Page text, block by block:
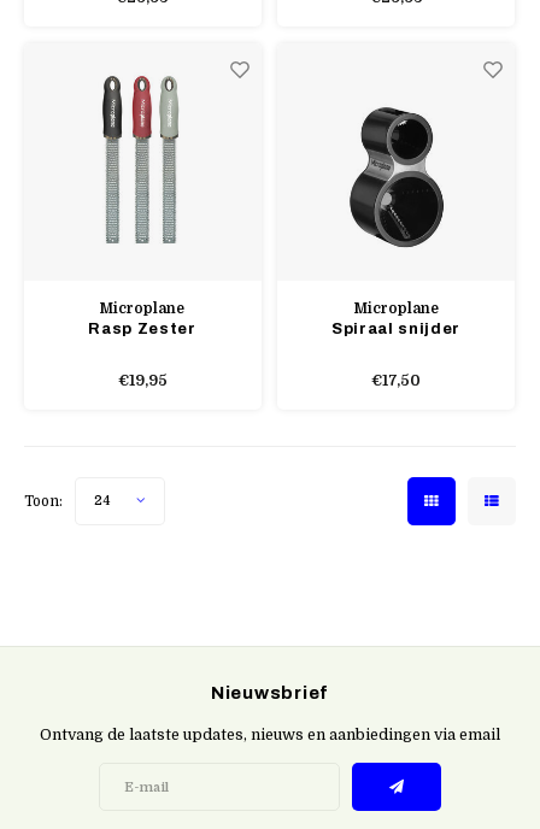
Microplane
Rasp Zester
€19,95
Microplane
Spiraal snijder
€17,50
Toon: 24
Nieuwsbrief
Ontvang de laatste updates, nieuws en aanbiedingen via email